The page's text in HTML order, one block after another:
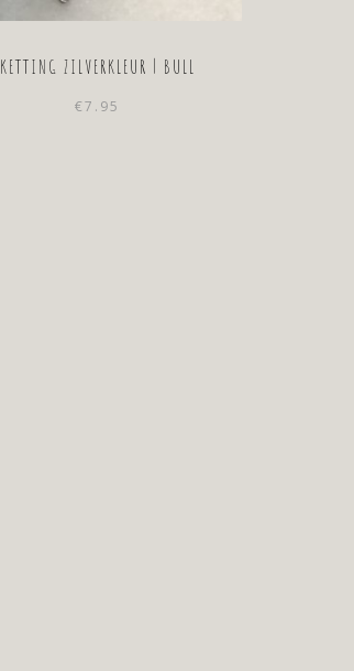
KETTING ZILVERKLEUR | BULL
€7.95